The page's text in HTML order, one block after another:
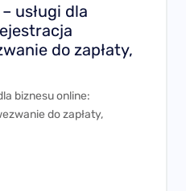
usługi dla
do zapłaty,
biznesu online:
do zapłaty,